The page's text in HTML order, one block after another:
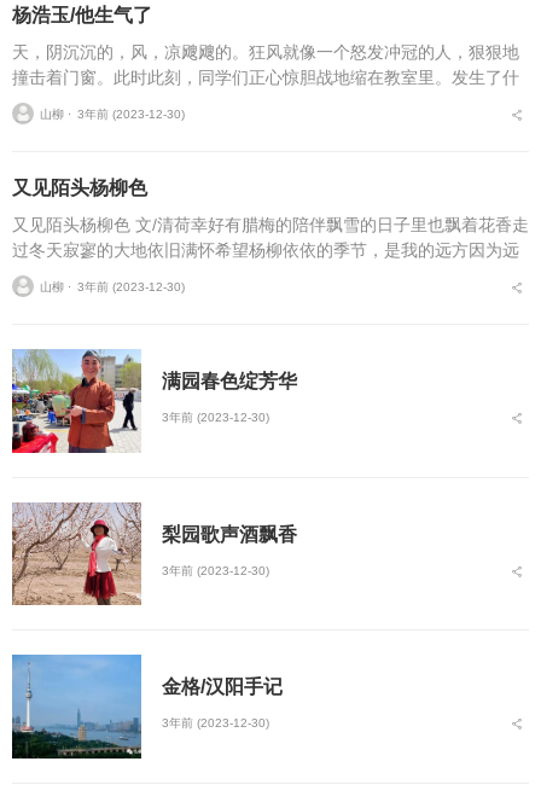
杨浩玉/他生气了
天，阴沉沉的，风，凉飕飕的。狂风就像一个怒发冲冠的人，狠狠地
撞击着门窗。此时此刻，同学们正心惊胆战地缩在教室里。发生了什
么事呢？原来，今天我们数学考试了，难度特大，搞不好会丢许多分
哩！同学们就是为这事...
山柳 ⋅ 3年前 (2023-12-30)
又见陌头杨柳色
又见陌头杨柳色 文/清荷幸好有腊梅的陪伴飘雪的日子里也飘着花香走
过冬天寂寥的大地依旧满怀希望杨柳依依的季节，是我的远方因为远
方我匆匆的步履每天都迎着朝阳，踩着希望梦到丁香花盛开的模样寒
冷的季...
山柳 ⋅ 3年前 (2023-12-30)
满园春色绽芳华
3年前 (2023-12-30)
梨园歌声酒飘香
3年前 (2023-12-30)
金格/汉阳手记
3年前 (2023-12-30)